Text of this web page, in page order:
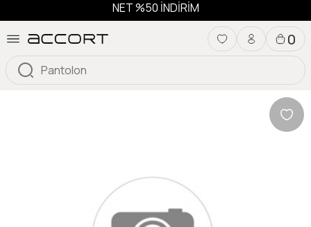
NET %50 İNDİRİM
0